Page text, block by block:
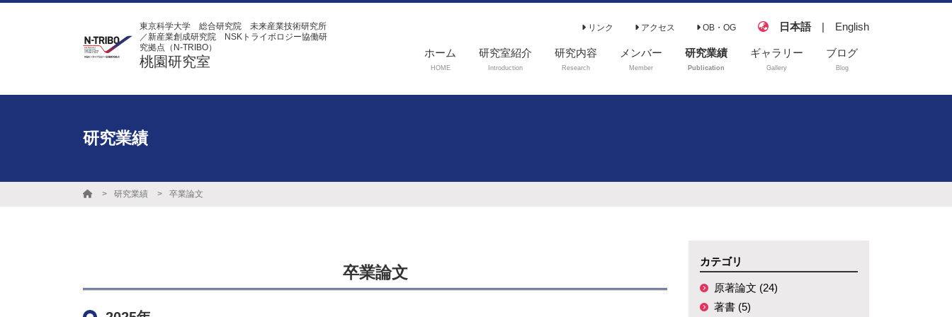
東京科学大学 総合研究院 未来産業技術研究所
／新産業創成研究院 NSKトライボロジー協働研
究拠点（N-TRIBO）
桃園研究室
リンク アクセス OB・OG 日本語 | English
ホーム
HOME
研究室紹介
Introduction
研究内容
Research
メンバー
Member
研究業績
Publication
修士論文
ギャラリー
Gallery
ブログ
Blog
研究業績
研究業績 卒業論文
卒業論文
カテゴリ
原著論文 (24)
著書 (5)